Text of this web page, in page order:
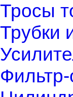
Тросы
Трубки